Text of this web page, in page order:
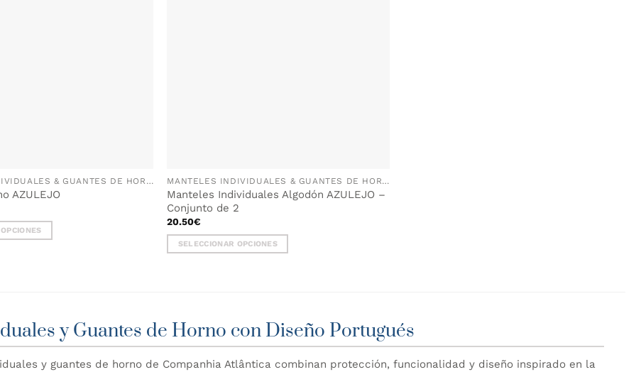
MANTELES INDIVIDUALES & GUANTES DE HORNO
AZULEJO
MANTELES INDIVIDUALES & GUANTES DE HORNO
Manteles Individuales Algodón AZULEJO –
Conjunto de 2
20.50€
SELECCIONAR OPCIONES
variantes.
Las
opciones
se
y Guantes de Horno con Diseño Portugués
y guantes de horno de Companhia Atlântica combinan protección, funcionalidad y diseño inspirado en la